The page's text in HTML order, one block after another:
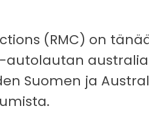
(RMC) on
Suomen ja